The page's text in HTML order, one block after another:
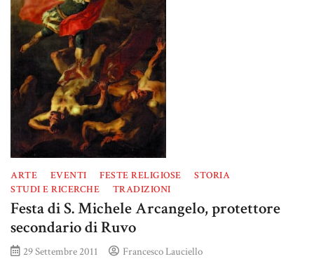
ARTE EVENTI FESTE RELIGIOSE
STORIA
STUDI E RICERCHE
TRADIZIONI
Festa di S. Michele Arcangelo, protettore
secondario di Ruvo
29 Settembre 2011 Francesco Lauciello